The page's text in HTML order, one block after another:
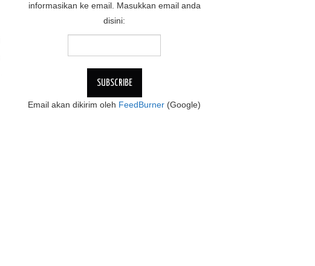
informasikan ke email. Masukkan email anda
disini:
Email akan dikirim oleh FeedBurner (Google)